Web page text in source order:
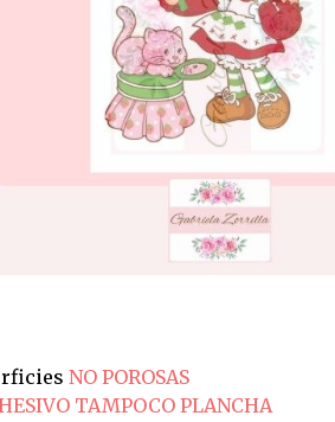
NO POROSAS
TAMPOCO PLANCHA